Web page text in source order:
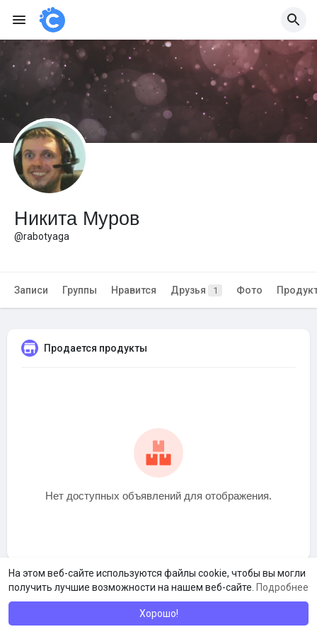
На этом веб-сайте используются файлы cookie, чтобы вы могли
получить лучшие возможности на нашем веб-сайте. Подробнее
Хорошо!
Никита Муров
@rabotyaga
Записи Группы Нравится Друзья 1 Фото
Продается продукты
Нет доступных объявлений для отображения.